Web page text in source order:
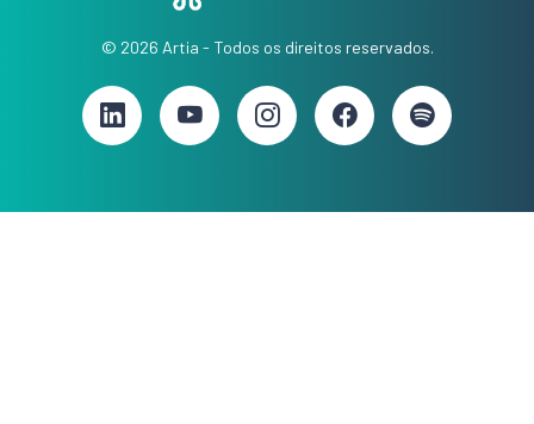
© 2026 Artia - Todos os direitos reservados.